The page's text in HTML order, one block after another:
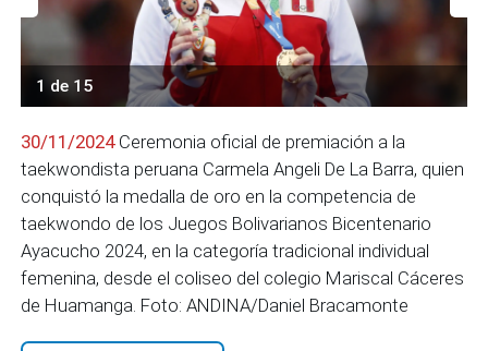
1 de 15
30/11/2024Ceremonia oficial de premiación a la
taekwondista peruana Carmela Angeli De La Barra, quien
conquistó la medalla de oro en la competencia de
taekwondo de los Juegos Bolivarianos Bicentenario
Ayacucho 2024, en la categoría tradicional individual
femenina, desde el coliseo del colegio Mariscal Cáceres
de Huamanga. Foto: ANDINA/Daniel Bracamonte